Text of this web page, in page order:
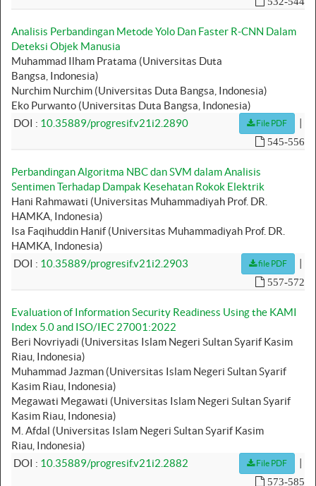
Analisis Perbandingan Metode Yolo Dan Faster R-CNN Dalam
Deteksi Objek Manusia
Muhammad Ilham Pratama (Universitas Duta
Bangsa, Indonesia)
Nurchim Nurchim (Universitas Duta Bangsa, Indonesia)
Eko Purwanto (Universitas Duta Bangsa, Indonesia)
DOI : 10.35889/progresif.v21i2.2890 File PDF |
545-556
Perbandingan Algoritma NBC dan SVM dalam Analisis
Sentimen Terhadap Dampak Kesehatan Rokok Elektrik
Hani Rahmawati (Universitas Muhammadiyah Prof. DR.
HAMKA, Indonesia)
Isa Faqihuddin Hanif (Universitas Muhammadiyah Prof. DR.
HAMKA, Indonesia)
DOI : 10.35889/progresif.v21i2.2903 file PDF |
557-572
Evaluation of Information Security Readiness Using the KAMI
Index 5.0 and ISO/IEC 27001:2022
Beri Novriyadi (Universitas Islam Negeri Sultan Syarif Kasim
Riau, Indonesia)
Muhammad Jazman (Universitas Islam Negeri Sultan Syarif
Kasim Riau, Indonesia)
Megawati Megawati (Universitas Islam Negeri Sultan Syarif
Kasim Riau, Indonesia)
M. Afdal (Universitas Islam Negeri Sultan Syarif Kasim
Riau, Indonesia)
DOI : 10.35889/progresif.v21i2.2882 File PDF |
573-585